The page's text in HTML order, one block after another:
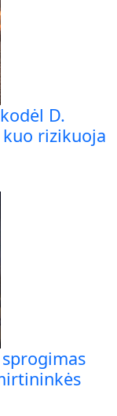
D.
rizikuoja